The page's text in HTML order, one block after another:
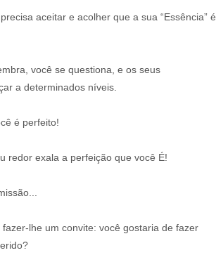
aceitar e acolher que a sua “Essência” é
você se questiona, e os seus
a determinados níveis.
é perfeito!
redor exala a perfeição que você É!
lhe um convite: você gostaria de fazer